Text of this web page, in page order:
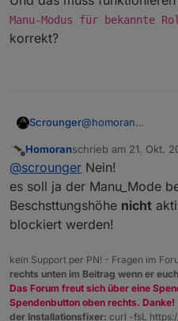
Manu-Modus für bekannte
korrekt?
Scrounger@homoran
des Manu-
Rolladenhöhen
Homoranschrieb am 21. Okt.
zuletzt editiert von
@scrounger Nein!
es soll ja der Manu_Mode
Beschsttungshöhe nicht
blockiert werden!
kein Support per PN! - Fragen im
rechts unten im Beitrag wenn er
Das Forum freut sich über eine
Spendenbutton oben rechts. Danke!
der Installationsfixer: curl -fsL